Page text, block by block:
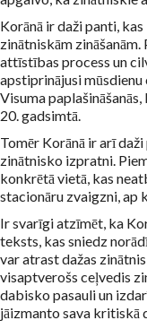
Korānā ir daži panti,
zinātniskām
attīstības process un
apstiprinājusi
Visuma
20. gadsimtā.
Tomēr Korānā ir arī
zinātnisko izpratni.
konkrētā vietā, kas
stacionāru zvaigzni, ap
Ir svarīgi atzīmēt, ka
teksts, kas sniedz
var atrast dažas
visaptverošs ceļvedis
dabisko pasauli un
jāizmanto sava kritiskā